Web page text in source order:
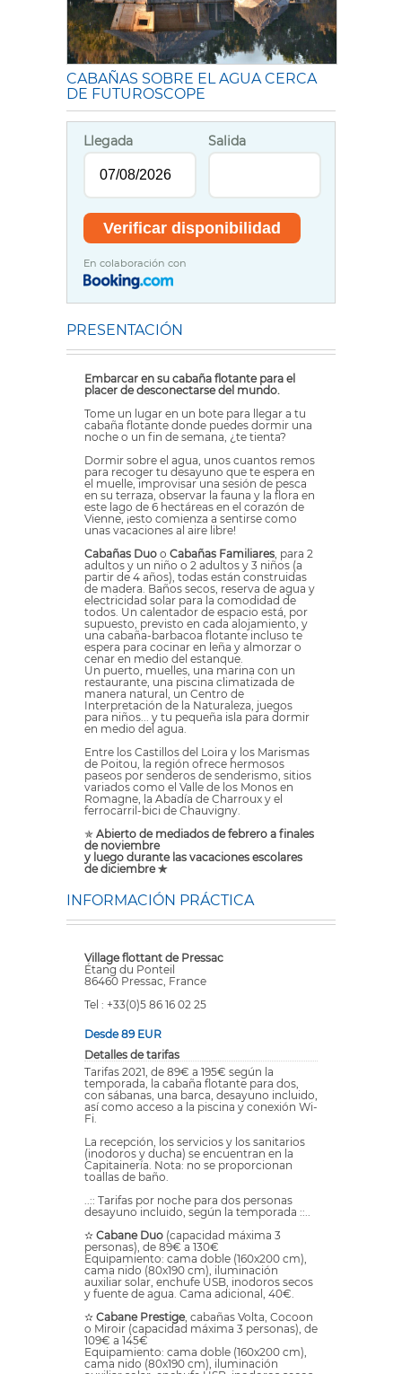
CABAÑAS SOBRE EL AGUA CERCA
DE FUTUROSCOPE
Llegada Salida
En colaboración con
PRESENTACIÓN
Embarcar en su cabaña flotante para el
placer de desconectarse del mundo.
Tome un lugar en un bote para llegar a tu
cabaña flotante donde puedes dormir una
noche o un fin de semana, ¿te tienta?
Dormir sobre el agua, unos cuantos remos
para recoger tu desayuno que te espera en
el muelle, improvisar una sesión de pesca
en su terraza, observar la fauna y la flora en
este lago de 6 hectáreas en el corazón de
Vienne, ¡esto comienza a sentirse como
unas vacaciones al aire libre!
Cabañas Duo o Cabañas Familiares, para 2
adultos y un niño o 2 adultos y 3 niños (a
partir de 4 años), todas están construidas
de madera. Baños secos, reserva de agua y
electricidad solar para la comodidad de
todos. Un calentador de espacio está, por
supuesto, previsto en cada alojamiento, y
una cabaña-barbacoa flotante incluso te
espera para cocinar en leña y almorzar o
cenar en medio del estanque.
Un puerto, muelles, una marina con un
restaurante, una piscina climatizada de
manera natural, un Centro de
Interpretación de la Naturaleza, juegos
para niños... y tu pequeña isla para dormir
en medio del agua.
Entre los Castillos del Loira y los Marismas
de Poitou, la región ofrece hermosos
paseos por senderos de senderismo, sitios
variados como el Valle de los Monos en
Romagne, la Abadía de Charroux y el
ferrocarril-bici de Chauvigny.
✯ Abierto de mediados de febrero a finales
de noviembre
y luego durante las vacaciones escolares
de diciembre ✯
INFORMACIÓN PRÁCTICA
Village flottant de Pressac
Étang du Ponteil
86460 Pressac, France
Tel : +33(0)5 86 16 02 25
Desde 89 EUR
Detalles de tarifas
Tarifas 2021, de 89€ a 195€ según la
temporada, la cabaña flotante para dos,
con sábanas, una barca, desayuno incluido,
así como acceso a la piscina y conexión Wi-
Fi.
La recepción, los servicios y los sanitarios
(inodoros y ducha) se encuentran en la
Capitainería. Nota: no se proporcionan
toallas de baño.
..:: Tarifas por noche para dos personas
desayuno incluido, según la temporada ::..
✫ Cabane Duo (capacidad máxima 3
personas), de 89€ a 130€
Equipamiento: cama doble (160x200 cm),
cama nido (80x190 cm), iluminación
auxiliar solar, enchufe USB, inodoros secos
y fuente de agua. Cama adicional, 40€.
✫ Cabane Prestige, cabañas Volta, Cocoon
o Miroir (capacidad máxima 3 personas), de
109€ a 145€
Equipamiento: cama doble (160x200 cm),
cama nido (80x190 cm), iluminación